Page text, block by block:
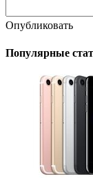
Опубликовать
Популярные